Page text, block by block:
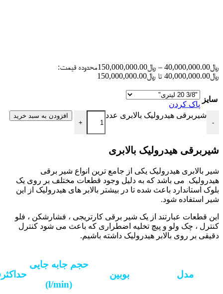
﷼40,000,000.00
– ﷼150,000,000.00محدوده قیمت:
﷼40,000,000.00 تا ﷼150,000,000.00
سایز
پاک کردن
-
شیربرقی هیدرولیک بالابری عدد
+
افزودن به سبد خرید
شیربرقی هیدرولیک بالابری
شیر بالابری هیدرولیک یکی از جامع ترین انواع شیر برقی
هیدرولیک می باشد که به دلیل وجود قطعات مختلف بر روی یک
بلوک استاندارد باعث شده تا در بیشتر بالابر های هیدرولیک از این
شیر استفاده شود.
این قطعات عبارتند از یک شیر برقی کارتریجی ، فشارشکن ، فلو
کنترل ، چک ولو و پیچ تخلیه اضطراری که باعث می شود کنترل
دقیقی بر روی بالابر هیدرولیک داشته باشیم.
مدل بوبین
حجم جابه جایی
(l/min)